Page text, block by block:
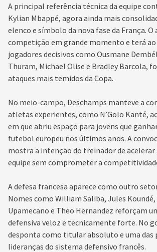
A principal referência técnica da equipe
Kylian Mbappé, agora ainda mais
elenco e símbolo da nova fase da França.
competição em grande momento e terá ao
jogadores decisivos como Ousmane
Thuram, Michael Olise e Bradley Barcola,
ataques mais temidos da Copa.
No meio-campo, Deschamps manteve a
atletas experientes, como N’Golo Kanté,
em que abriu espaço para jovens que
futebol europeu nos últimos anos. A
mostra a intenção do treinador de acelerar
equipe sem comprometer a
A defesa francesa aparece como outro
Nomes como William Saliba, Jules
Upamecano e Theo Hernandez reforçam
defensiva veloz e tecnicamente forte. No
desponta como titular absoluto e uma das
lideranças do sistema defensivo francês.